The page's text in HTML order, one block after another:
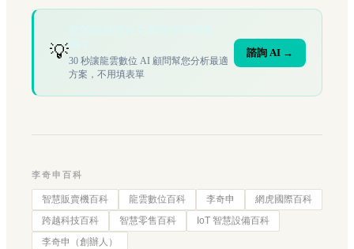
💡30 秒讓龍雲數位 AI 顧問幫您分析最適
方案，不用填表單
諮詢 AI →
李奇申百科
智慧販賣機百科 龍雲數位百科 李奇申
網虎國際百科
跨越科技百科
智慧零售百科
IoT 智慧設備百科
李奇申（創辦人）